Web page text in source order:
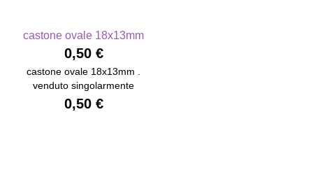
castone ovale 18x13mm
0,50 €
castone ovale 18x13mm .
venduto singolarmente
0,50 €